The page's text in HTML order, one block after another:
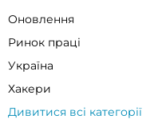
Оновлення
Ринок праці
Україна
Хакери
Дивитися всі категорії